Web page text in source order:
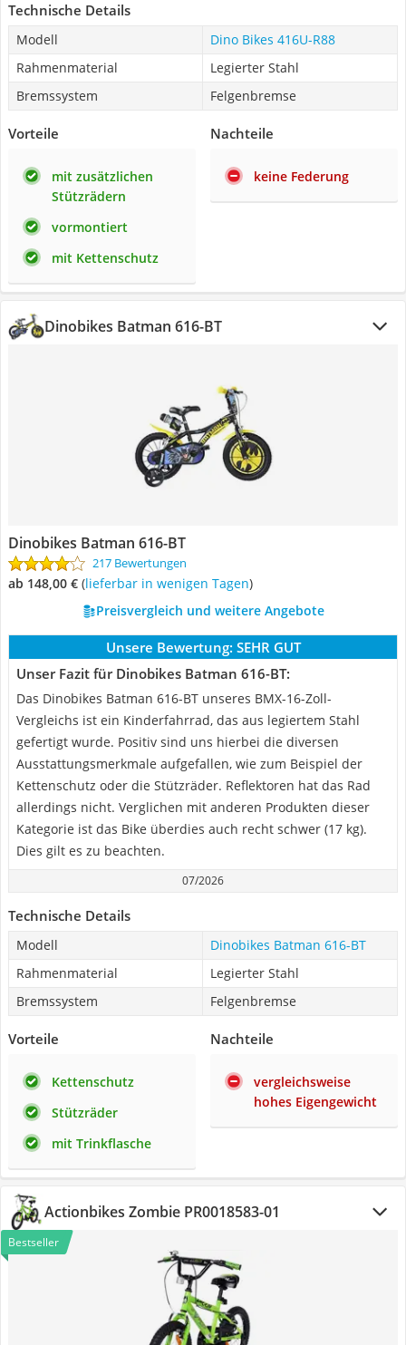
Technische Details
Modell
‎Dino Bikes 416U-R88
Rahmenmaterial
Legierter Stahl
Bremssystem
Felgenbremse
Vorteile
mit zusätzlichen
Stützrädern
vormontiert
mit Kettenschutz
Nachteile
keine Federung
Dinobikes Batman 616-BT
Dinobikes Batman 616-BT
217 Bewertungen
ab 148,00 € ( Lieferbar in wenigen Tagen)
Preisvergleich und weitere Angebote
Unsere Bewertung: SEHR GUT
Unser Fazit für Dinobikes Batman 616-BT:
Das Dinobikes Batman 616-BT unseres BMX-16-Zoll-
Vergleichs ist ein Kinderfahrrad, das aus legiertem Stahl
gefertigt wurde. Positiv sind uns hierbei die diversen
Ausstattungsmerkmale aufgefallen, wie zum Beispiel der
Kettenschutz oder die Stützräder. Reflektoren hat das Rad
allerdings nicht. Verglichen mit anderen Produkten dieser
Kategorie ist das Bike überdies auch recht schwer (17 kg).
Dies gilt es zu beachten.
07/2026
Technische Details
Modell
Dinobikes Batman 616-BT
Rahmenmaterial
Legierter Stahl
Bremssystem
Felgenbremse
Vorteile
Kettenschutz
Stützräder
mit Trinkflasche
Nachteile
vergleichsweise
hohes Eigengewicht
Actionbikes Zombie PR0018583-01
Bestseller